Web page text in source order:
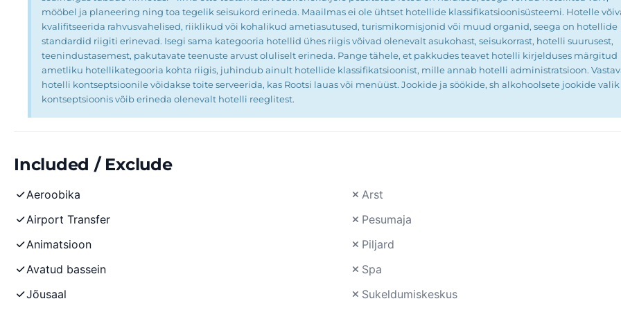
mööbel ja planeering ning toa tegelik seisukord erineda. Maailmas ei ole ühtset hotellide klassifikatsioonisüsteemi. Hotelle
kvalifitseerida rahvusvahelised, riiklikud või kohalikud ametiasutused, turismikomisjonid või muud organid, seega on hotellide
standardid riigiti erinevad. Isegi sama kategooria hotellid ühes riigis võivad olenevalt asukohast, seisukorrast, hotelli suurusest,
teenindustasemest, pakutavate teenuste arvust oluliselt erineda. Pange tähele, et pakkudes teavet hotelli kirjelduses märgitud
ametliku hotellikategooria kohta riigis, juhindub ainult hotellide klassifikatsioonist, mille annab hotelli administratsioon.
hotelli kontseptsioonile võidakse toite serveerida, kas Rootsi lauas või menüüst. Jookide ja söökide, sh alkohoolsete jookide valik
kontseptsioonis võib erineda olenevalt hotelli reeglitest.
Included / Exclude
Aeroobika
Airport Transfer
Animatsioon
Avatud bassein
Jõusaal
Arst
Pesumaja
Piljard
Spa
Sukeldumiskeskus